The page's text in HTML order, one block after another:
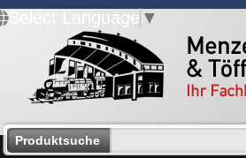
Select Language ▼
Produktsuche